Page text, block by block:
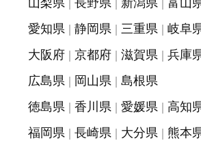
山梨県 長野県 新潟県 富山
愛知県 静岡県 三重県
岐阜
大阪府 京都府 滋賀県 兵庫
広島県 岡山県
島根県
徳島県 香川県 愛媛県
高知
福岡県 長崎県 大分県 熊本